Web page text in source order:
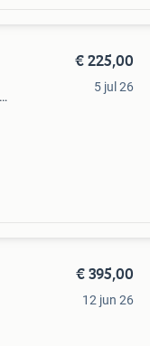
€ 225,00
5 jul 26
€ 395,00
12 jun 26